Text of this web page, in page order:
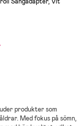
produkter som
Med fokus på sömn,